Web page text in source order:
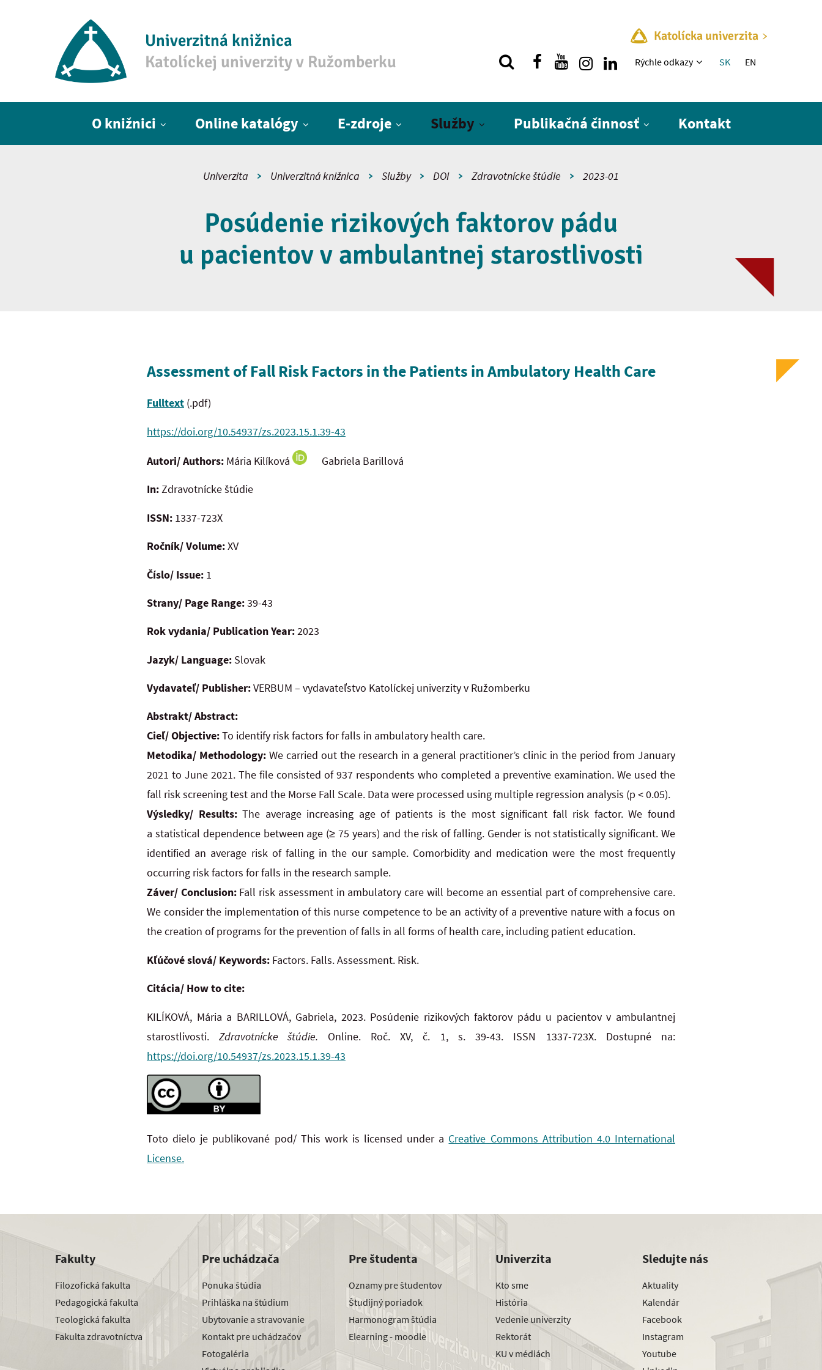
Univerzitná knižnica
Katolíckej univerzity v Ružomberku
Katolícka univerzita
Rýchle menu
Rýchle odkazy SK EN
O knižnici Online katalógy E-zdroje Služby Publikačná činnosť Kontakt
Univerzita Univerzitná knižnica Služby DOI Zdravotnícke štúdie 2023-01
Posúdenie rizikových faktorov pádu
u pacientov v ambulantnej starostlivosti
Assessment of Fall Risk Factors in the Patients in Ambulatory Health Care
Fulltext (.pdf)
https://doi.org/10.54937/zs.2023.15.1.39-43
Autori/ Authors: Mária Kilíková Gabriela Barillová
In:Zdravotnícke štúdie
ISSN: 1337-723X
Ročník/ Volume:XV
Číslo/ Issue: 1
Strany/ Page Range:39-43
Rok vydania/ Publication Year:2023
Jazyk/ Language: Slovak
Vydavateľ/ Publisher:VERBUM – vydavateľstvo Katolíckej univerzity v Ružomberku
Abstrakt/ Abstract:
Cieľ/ Objective:To identify risk factors for falls in ambulatory health care.
Metodika/ Methodology: We carried out the research in a general practitioner’s clinic in the period from January
2021 to June 2021. The file consisted of 937 respondents who completed a preventive examination. We used the
fall risk screening test and the Morse Fall Scale. Data were processed using multiple regression analysis (p < 0.05).
Výsledky/ Results:The average increasing age of patients is the most significant fall risk factor. We found
a statistical dependence between age (≥ 75 years) and the risk of falling. Gender is not statistically significant. We
identified an average risk of falling in the our sample. Comorbidity and medication were the most frequently
occurring risk factors for falls in the research sample.
Záver/ Conclusion: Fall risk assessment in ambulatory care will become an essential part of comprehensive care.
We consider the implementation of this nurse competence to be an activity of a preventive nature with a focus on
the creation of programs for the prevention of falls in all forms of health care, including patient education.
Kľúčové slová/ Keywords: Factors. Falls. Assessment. Risk.
Citácia/ How to cite:
KILÍKOVÁ, Mária a BARILLOVÁ, Gabriela, 2023. Posúdenie rizikových faktorov pádu u pacientov v ambulantnej
starostlivosti.Zdravotnícke štúdie. Online. Roč. XV, č. 1, s. 39-43. ISSN 1337-723X. Dostupné na:
https://doi.org/10.54937/zs.2023.15.1.39-43
Toto dielo je publikované pod/ This work is licensed under a Creative Commons Attribution 4.0 International
License.
Fakulty
Filozofická fakulta
Pedagogická fakulta
Teologická fakulta
Fakulta zdravotníctva
Pre uchádzača
Ponuka štúdia
Prihláška na štúdium
Ubytovanie a stravovanie
Kontakt pre uchádzačov
Fotogaléria
Pre študenta
Oznamy pre študentov
Študijný poriadok
Harmonogram štúdia
Elearning - moodle
Univerzita
Kto sme
História
Vedenie univerzity
Rektorát
KU v médiách
Sledujte nás
Aktuality
Kalendár
Facebook
Instagram
Youtube